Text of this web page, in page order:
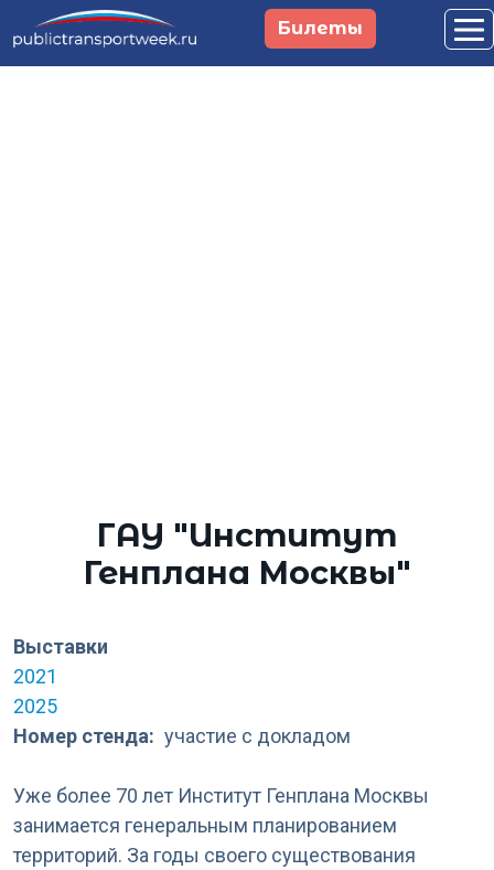
Перейти к основному содержанию
Билеты
ГАУ "Институт
Генплана Москвы"
Выставки
2021
2025
Номер стенда
участие с докладом
Уже более 70 лет Институт Генплана Москвы
занимается генеральным планированием
территорий. За годы своего существования